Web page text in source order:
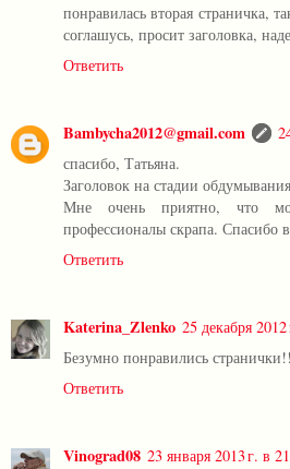
понравилась вторая страничка,
соглашусь, просит заголовка,
Ответить
Bambycha2012@gmail.com
спасибо, Татьяна.
Заголовок на стадии
Мне очень приятно, что
профессионалы скрапа. Спасибо
Ответить
Katerina_Zlenko 25 декабря
Безумно понравились
Ответить
Vinograd08 23 января 2013 г. в